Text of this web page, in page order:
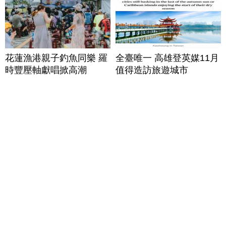
花蓮漁港親子釣魚同樂 羅
時豐壓軸獻唱掀高潮
全臺唯一 高雄登英媒11月
值得造訪旅遊城市